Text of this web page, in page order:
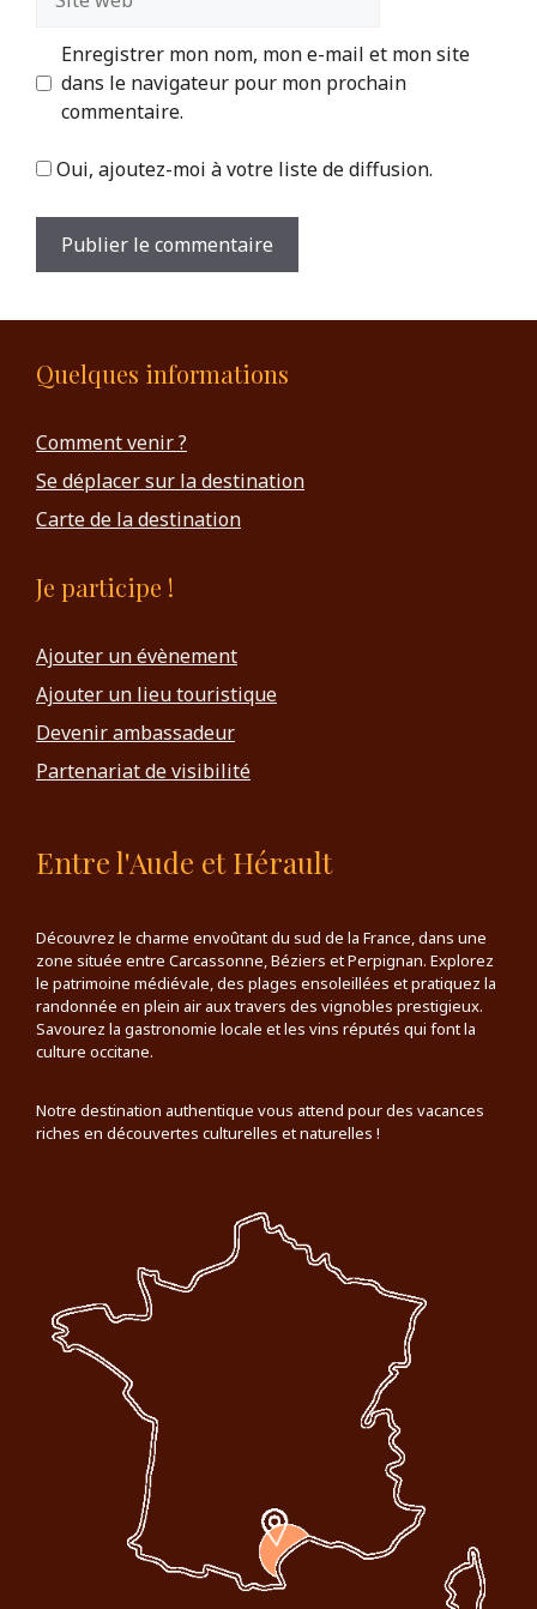
web
Enregistrer mon nom, mon e-mail et mon site
dans le navigateur pour mon prochain
commentaire.
Oui, ajoutez-moi à votre liste de diffusion.
Quelques informations
Comment venir ?
Se déplacer sur la destination
Carte de la destination
Je participe !
Ajouter un évènement
Ajouter un lieu touristique
Devenir ambassadeur
Partenariat de visibilité
Entre l'Aude et Hérault
Découvrez le charme envoûtant du sud de la France, dans une
zone située entre Carcassonne, Béziers et Perpignan. Explorez
le patrimoine médiévale, des plages ensoleillées et pratiquez la
randonnée en plein air aux travers des vignobles prestigieux.
Savourez la gastronomie locale et les vins réputés qui font la
culture occitane.
Notre destination authentique vous attend pour des vacances
riches en découvertes culturelles et naturelles !